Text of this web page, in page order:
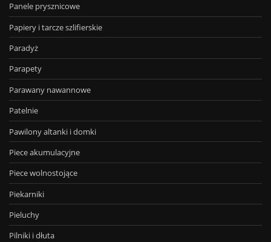
Panele prysznicowe
Papiery i tarcze szlifierskie
Paradyż
Parapety
Parawany nawannowe
Patelnie
Pawilony altanki i domki
Piece akumulacyjne
Piece wolnostojące
Piekarniki
Pieluchy
Pilniki i dłuta